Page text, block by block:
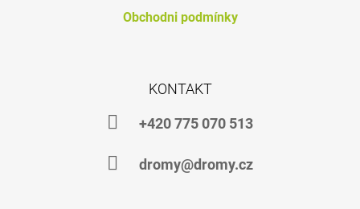
Obchodni podmínky
KONTAKT
+420 775 070 513
dromy@dromy.cz